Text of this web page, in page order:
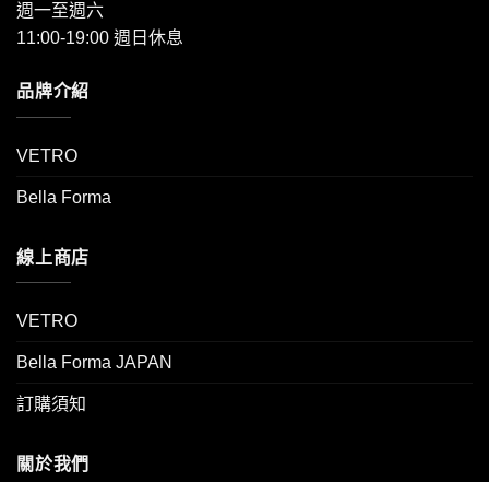
週一至週六
11:00-19:00 週日休息
品牌介紹
VETRO
Bella Forma
線上商店
VETRO
Bella Forma JAPAN
訂購須知
關於我們